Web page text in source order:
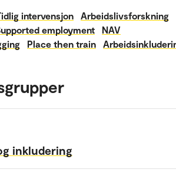
intervensjon
Arbeidslivsforskning
employment
NAV
Place then train
inkludering